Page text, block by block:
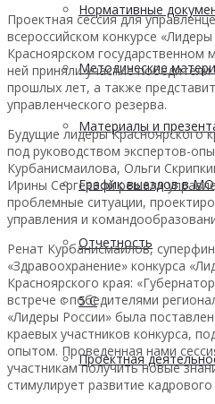
Нормативные
Методические
Материалы и
График выездов в МО
Отчетность
5 С
Проектная
Проектная сессия для
всероссийском конкурсе
Красноярском государственном
ней приняли участие победители
прошлых лет, а также
управленческого резерва.
Будущие лидеры Красноярского
под руководством экспертов-
Курбанисмаилова, Ольги
Ирины Сергеевой решали
проблемные ситуации,
управления и
Ренат Курбанисмаилов,
«Здравоохранение» конкурса
Красноярского края:
встрече с победителями
«Лидеры России» была
краевых участников конкурса,
опытом. Проведенная нами
участникам получить новые
стимулирует развитие